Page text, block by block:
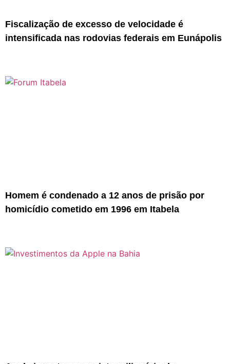
Fiscalização de excesso de velocidade é
intensificada nas rodovias federais em Eunápolis
Homem é condenado a 12 anos de prisão por
homicídio cometido em 1996 em Itabela